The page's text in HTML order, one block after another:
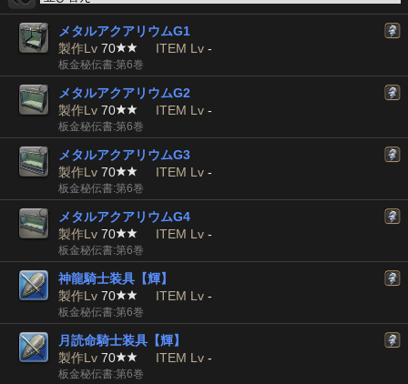
メタルアクアリウムG1
製作Lv 70 ITEM Lv -
板金秘伝書:第6巻
メタルアクアリウムG2
製作Lv 70 ITEM Lv -
板金秘伝書:第6巻
メタルアクアリウムG3
製作Lv 70 ITEM Lv -
板金秘伝書:第6巻
メタルアクアリウムG4
製作Lv 70 ITEM Lv -
板金秘伝書:第6巻
神龍騎士装具【輝】
製作Lv 70 ITEM Lv -
板金秘伝書:第6巻
月読命騎士装具【輝】
製作Lv 70 ITEM Lv -
板金秘伝書:第6巻